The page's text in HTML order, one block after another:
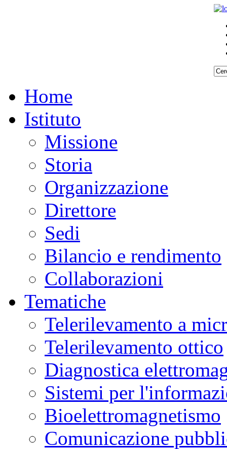
Home
Istituto
Missione
Storia
Organizzazione
Direttore
Sedi
Bilancio e rendimento
Collaborazioni
Tematiche
Telerilevamento a
Telerilevamento ottico
Diagnostica
Sistemi per
Bioelettromagnetismo
Comunicazione